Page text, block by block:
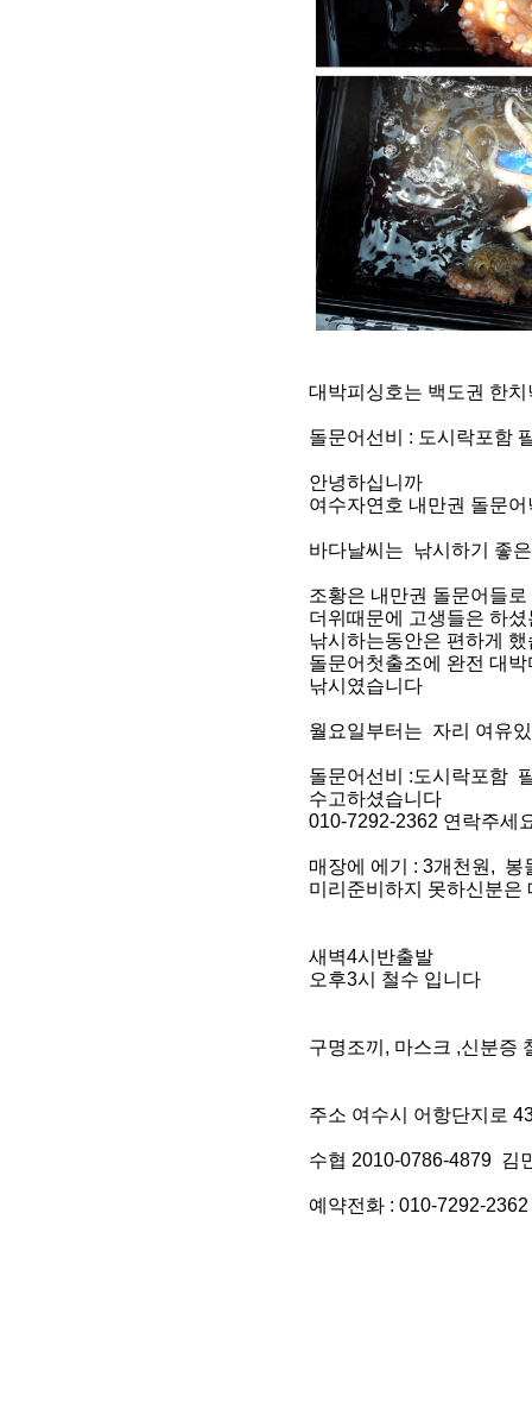
대박피싱호는 백도권 한
돌문어선비 : 도시락포함
안녕하십니까
여수자연호 내만권 돌문
바다날씨는 낚시하기 좋
조황은 내만권 돌문어들
더위때문에 고생들은 하
낚시하는동안은 편하게 했
돌문어첫출조에 완전 대
낚시였습니다
월요일부터는 자리 여유
돌문어선비 :도시락포함
수고하셨습니다
010-7292-2362 연락주세
매장에 에기 : 3개천원, 봉
미리준비하지 못하신분은
새벽4시반출발
오후3시 철수 입니다
구명조끼, 마스크 ,신분증
주소 여수시 어항단지로
수협 2010-0786-4879 김
예약전화 : 010-7292-2362